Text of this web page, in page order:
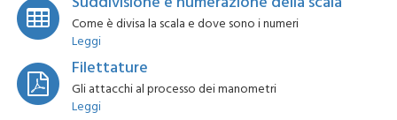
Come è divisa la scala e dove sono i numeri
Leggi
Filettature
Gli attacchi al processo dei manometri
Leggi